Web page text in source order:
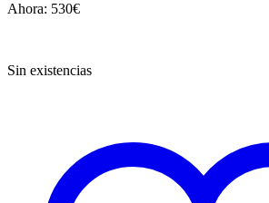
Ahora: 530€
Sin existencias